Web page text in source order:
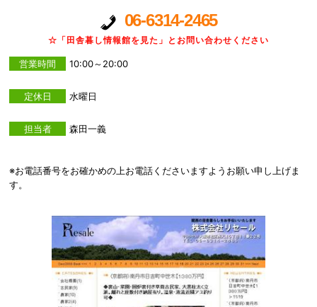
06-6314-2465
☆「田舎暮し情報館を見た」とお問い合わせください
営業時間 10:00～20:00
定休日 水曜日
担当者 森田一義
※お電話番号をお確かめの上お電話くださいますようお願い申し上げま
す。